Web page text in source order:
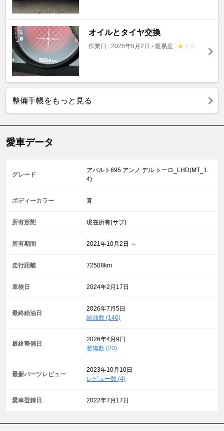
オイルとタイヤ交換
作業日 : 2025年8月2日 - 難易度 : ★ ☆ ☆
整備手帳をもっと見る
愛車データ
グレード
アバルト695 アンノ デル トーロ_LHD(MT_1.
4)
ボディーカラー 青
所有形態 現在所有(サブ)
所有期間 2021年10月2日 ～
走行距離 72508km
車検日 2024年2月17日
最終給油日
2026年7月5日
給油数 (146)
最終整備日
2026年4月9日
整備数 (20)
最新パーツレビュー
2023年10月10日
レビュー数 (4)
愛車登録日 2022年7月17日